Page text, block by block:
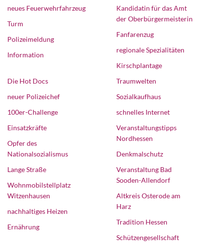
neues Feuerwehrfahrzeug
Turm
Polizeimeldung
Information
Kandidatin für das Amt
der Oberbürgermeisterin
Fanfarenzug
regionale Spezialitäten
Kirschplantage
Die Hot Docs
neuer Polizeichef
100er-Challenge
Einsatzkräfte
Opfer des
Nationalsozialismus
Lange Straße
Wohnmobilstellplatz
Witzenhausen
nachhaltiges Heizen
Ernährung
Traumwelten
Sozialkaufhaus
schnelles Internet
Veranstaltungstipps
Nordhessen
Denkmalschutz
Veranstaltung Bad
Sooden-Allendorf
Altkreis Osterode am
Harz
Tradition Hessen
Schützengesellschaft